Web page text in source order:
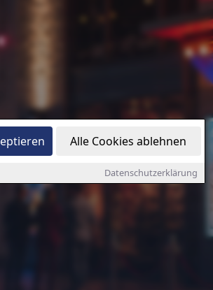
Alle Cookies ablehnen
Datenschutzerklärung